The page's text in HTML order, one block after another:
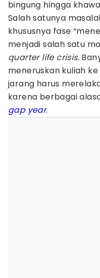
bingung hingga
Salah satunya
khususnya fase
menjadi salah satu
quarter life crisis.
meneruskan kuliah
jarang harus
karena berbagai
gap year.